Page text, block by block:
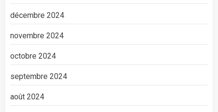
décembre 2024
novembre 2024
octobre 2024
septembre 2024
août 2024